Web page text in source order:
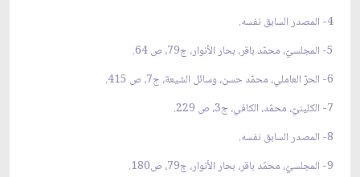
4- المصدر السابق نفسه.
5- المجلسيّ، محمّد باقر، بحار الأنوار، ج79، ص 64.
6- الحرّ العاملي، محمّد حسن، وسائل الشيعة، ج7، ص 415.
7- الكلينيّ، محمّد، الكافي، ج3، ص 229.
8- المصدر السابق نفسه.
9- المجلسيّ، محمّد باقر، بحار الأنوار، ج79، ص180.